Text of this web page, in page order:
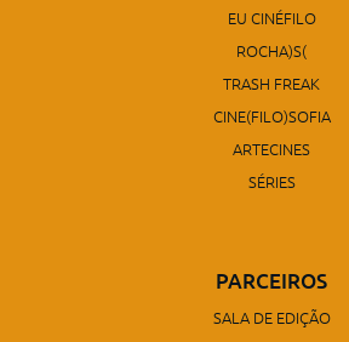
EU CINÉFILO
ROCHA)S(
TRASH FREAK
CINE(FILO)SOFIA
ARTECINES
SÉRIES
PARCEIROS
SALA DE EDIÇÃO